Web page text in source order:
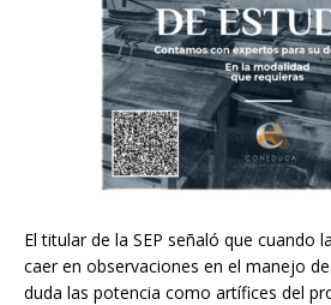
El titular de la SEP señaló que cuando
caer en observaciones en el manejo
duda las potencia como artífices del